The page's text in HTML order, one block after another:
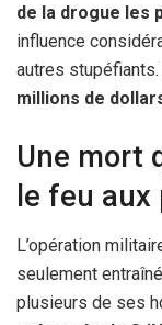
de la drogue les
influence
autres
millions de
Une mort
le feu aux
L’opération
seulement
plusieurs de ses